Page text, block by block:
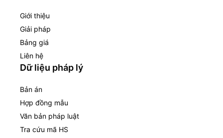
Giới thiệu
Giải pháp
Bảng giá
Liên hệ
Dữ liệu pháp lý
Bản án
Hợp đồng mẫu
Văn bản pháp luật
Tra cứu mã HS